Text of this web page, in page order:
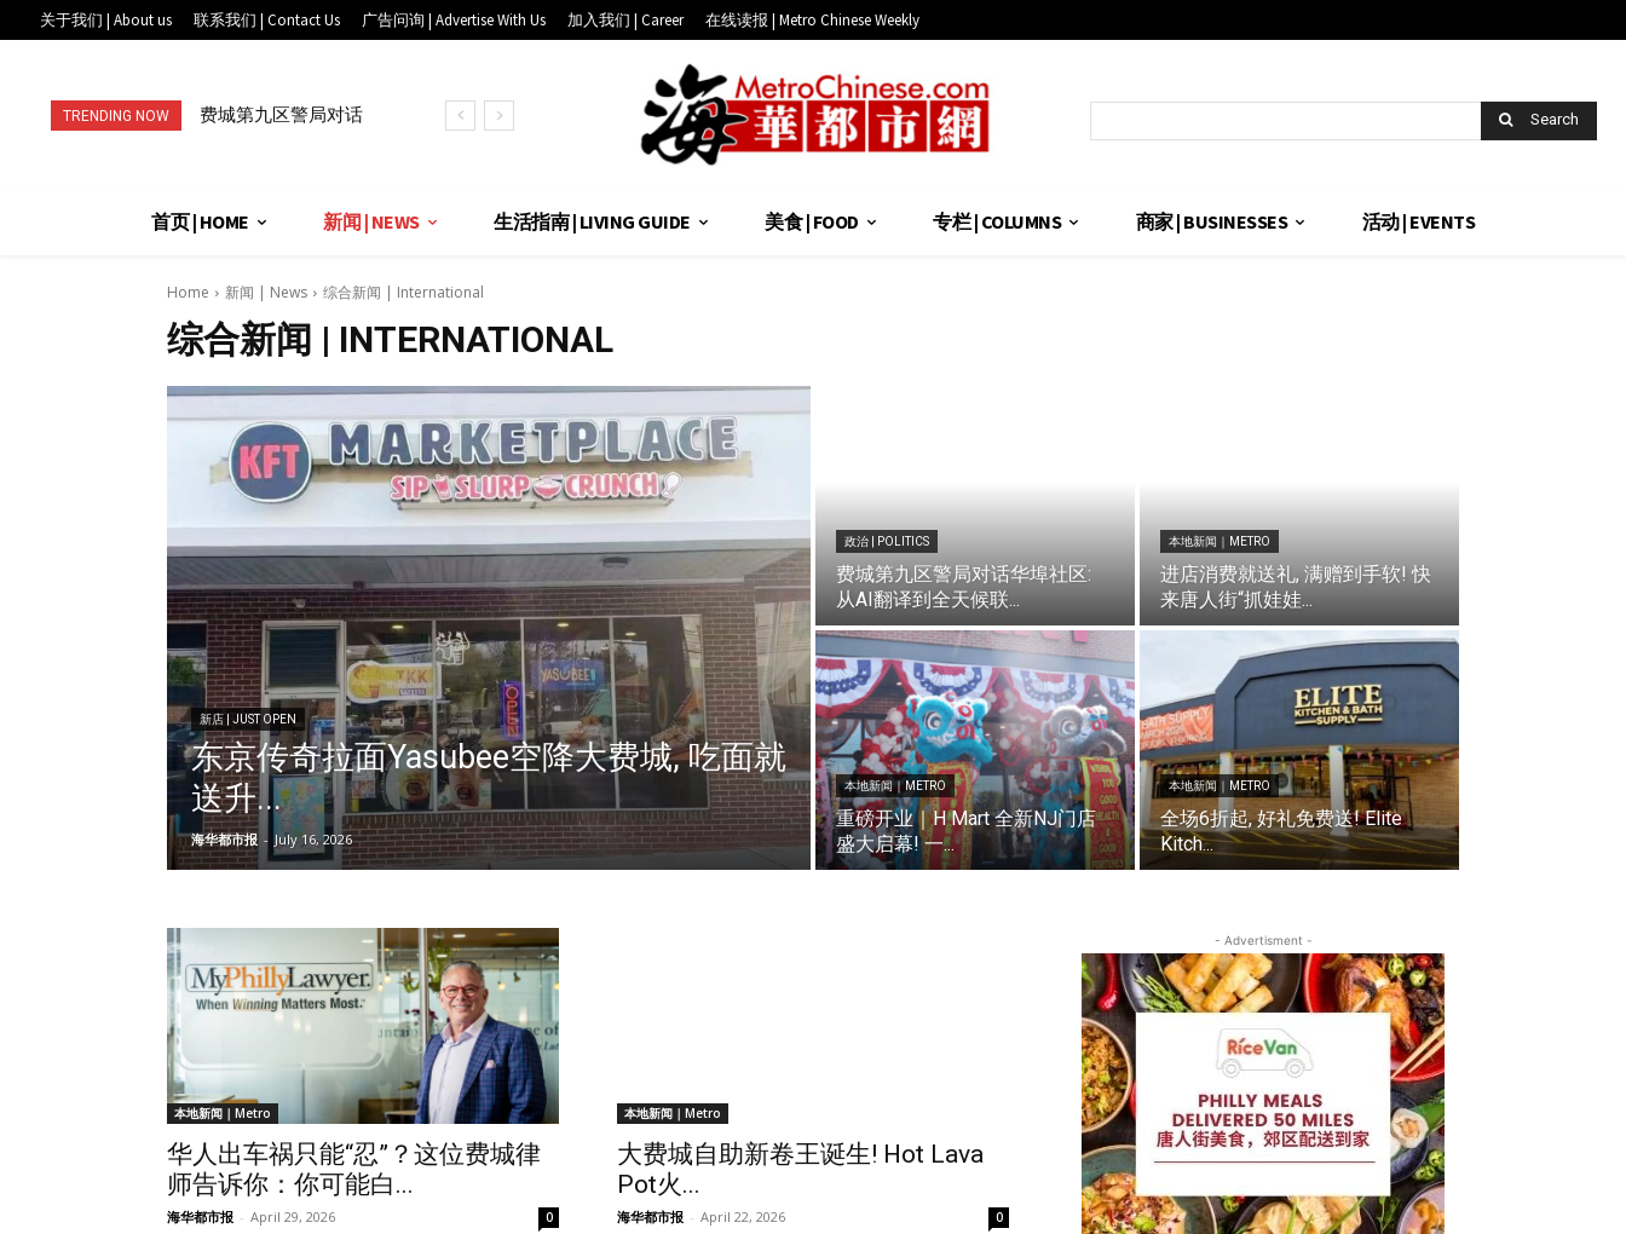
关于我们 | About us 联系我们 | Contact Us 广告问询 | Advertise With Us 加入我们 | Career 在线读报 | Metro Chinese Weekly
TRENDING NOW
费城第九区警局对话
Search
首页 | HOME 新闻 | NEWS 生活指南 | LIVING GUIDE 美食 | FOOD 专栏 | COLUMNS 商家 | BUSINESSES 活动 | EVENTS
Home 新闻 | News 综合新闻 | International
综合新闻 | INTERNATIONAL
新店 | JUST OPEN
东京传奇拉面Yasubee空降大费城, 吃面就
送升...
海华都市报 - July 16, 2026
政治 | POLITICS
费城第九区警局对话华埠社区:
从AI翻译到全天候联...
本地新闻｜METRO
进店消费就送礼, 满赠到手软! 快
来唐人街“抓娃娃...
本地新闻｜METRO
重磅开业｜H Mart 全新NJ门店
盛大启幕! 一...
本地新闻｜METRO
全场6折起, 好礼免费送! Elite
Kitch...
本地新闻｜Metro
华人出车祸只能“忍”？这位费城律
师告诉你：你可能白...
海华都市报 - April 29, 2026 0
本地新闻｜Metro
大费城自助新卷王诞生! Hot Lava
Pot火...
海华都市报 - April 22, 2026 0
- Advertisment -